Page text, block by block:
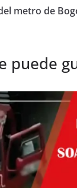
metro de
puede